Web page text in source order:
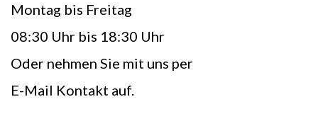
Montag bis Freitag
08:30 Uhr bis 18:30 Uhr
Oder nehmen Sie mit uns per
E-Mail Kontakt auf.